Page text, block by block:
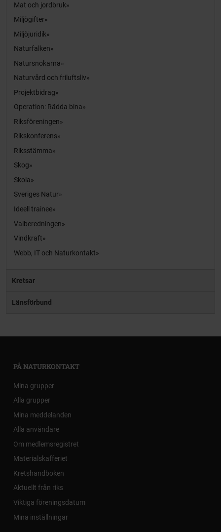
Mat och jordbruk
Miljögifter
Miljöjuridik
Naturfalken
Natursnokarna
Naturvård och friluftsliv
Projektbidrag
Operation: Rädda bina
Riksföreningen
Rikskonferens
Riksstämma
Skog
Skola
Sveriges Natur
Ideell trainee
Valberedningen
Vindkraft
Webb, IT och Naturkontakt
Kretsar
Länsförbund
PÅ NATURKONTAKT
Mina grupper
Alla grupper
Mina meddelanden
Alla användare
Om medlemsregistret
Materialskafferiet
Kretshandboken
Aktuellt från riks
Viktiga föreningsdatum
Mina inställningar